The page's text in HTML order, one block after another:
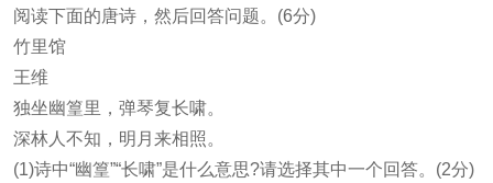
阅读下面的唐诗，然后回答问题。(6分)
竹里馆
王维
独坐幽篁里，弹琴复长啸。
深林人不知，明月来相照。
(1)诗中“幽篁”“长啸”是什么意思?请选择其中一个回答。(2分)